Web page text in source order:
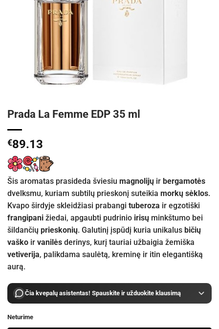
Prada La Femme EDP 35 ml
€89.13
Šis aromatas prasideda šviesiu magnolijų ir bergamotės
dvelksmu, kuriam subtilų prieskonį suteikia morkų sėklos.
Kvapo širdyje skleidžiasi prabangi tuberoza ir egzotiški
frangipani žiedai, apgaubti pudrinio irisų minkštumo bei
šildančių prieskonių. Galutinį įspūdį kuria unikalus bičių
vaško ir vanilės derinys, kurį tauriai užbaigia žemiška
vetiverija, palikdama saulėtą, kreminę ir itin elegantišką
aurą.
Čia kvepalų asistentas! Spauskite ir užduokite klausimą
Neturime